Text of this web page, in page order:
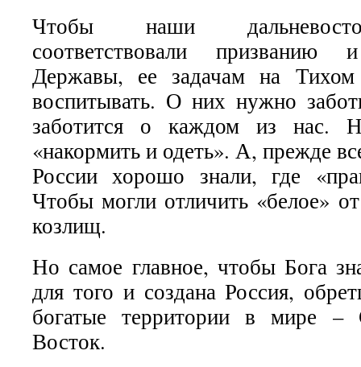
Чтобы наши
соответствовали
Державы, ее задачам на
воспитывать. О них нужно
заботится о каждом из нас.
«накормить и одеть». А, прежде
России хорошо знали, где
Чтобы могли отличить «белое»
козлищ.
Но самое главное, чтобы Бога
для того и создана Россия,
богатые территории в мире –
Восток.